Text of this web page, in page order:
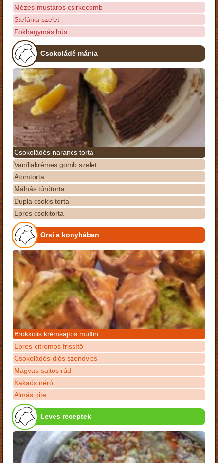
Mézes-mustáros csirkecomb
Stefánia szelet
Fokhagymás hús
Csokoládé mánia
Csokoládés-narancs torta
Vaníliakrémes gomb szelet
Atomtorta
Málnás túrótorta
Dupla csokis torta
Epres csokitorta
Orsi a konyhában
Brokkolis krémsajtos muffin
Epres-citromos frissítő
Csokoládés-diós szendvics
Magvas-sajtos rúd
Kakaós néró
Almás pite
Leves receptek